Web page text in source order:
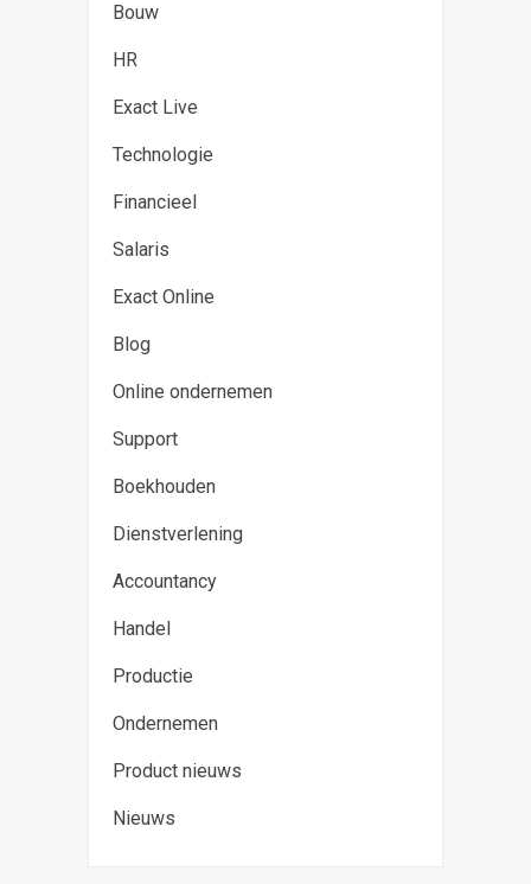
Bouw
HR
Exact Live
Technologie
Financieel
Salaris
Exact Online
Blog
Online ondernemen
Support
Boekhouden
Dienstverlening
Accountancy
Handel
Productie
Ondernemen
Product nieuws
Nieuws